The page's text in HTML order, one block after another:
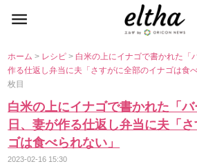
ホーム> レシピ> 白米の上にイナゴで書かれた
作る仕返し弁当に夫「さすがに全部のイナゴは食
枚目
白米の上にイナゴで書かれた「
日、妻が作る仕返し弁当に夫「
ゴは食べられない」
2023-02-16 15:30